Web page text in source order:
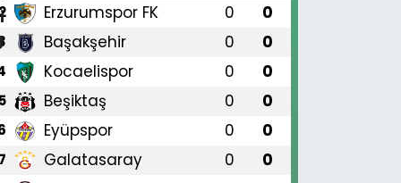
Erzurumspor FK 0 0
Başakşehir 0 0
Kocaelispor 0 0
Beşiktaş 0 0
Eyüpspor 0 0
Galatasaray 0 0